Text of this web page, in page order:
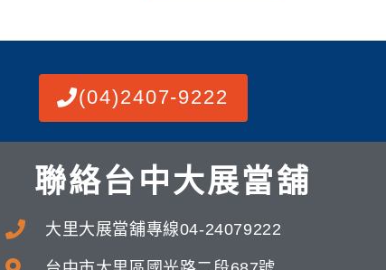
(04)2407-9222
聯絡台中大展當舖
大里大展當舖專線04-24079222